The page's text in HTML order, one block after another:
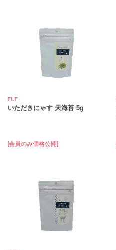
FLF
いただきにゃす 天海苔 5g
[会員のみ価格公開]